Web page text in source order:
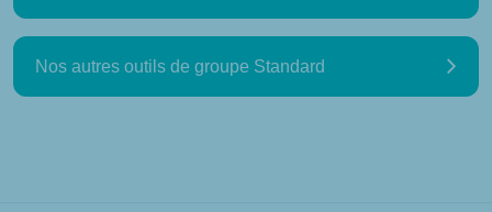
Nos autres outils de groupe Standard